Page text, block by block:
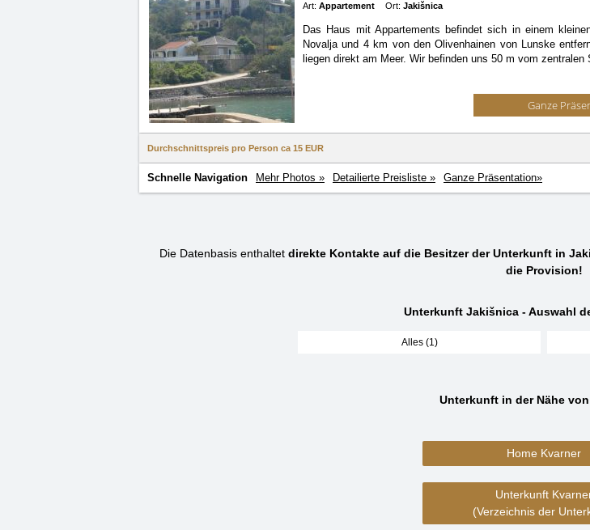
Art: Appartement Ort: Jakišnica
Das Haus mit Appartements befindet sich in einem
Novaljaund 4 km von den Olivenhainen von Lunske
liegen direkt am Meer. Wir befinden uns 50 m vom zentralen
Ganze
Durchschnittspreis pro Person ca 15 EUR
Schnelle Navigation Mehr Photos » Detailierte Preisliste » Ganze Präsentation»
Die Datenbasis enthaltet direkte Kontakte auf die Besitzer der Unterkunft in
die Provision!
Unterkunft Jakišnica - Auswahl
Alles (1)
Unterkunft in der Nähe
Home Kvarner
Unterkunft
(Verzeichnis der